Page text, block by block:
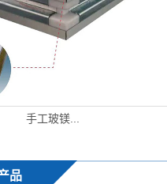
手工玻镁...
品